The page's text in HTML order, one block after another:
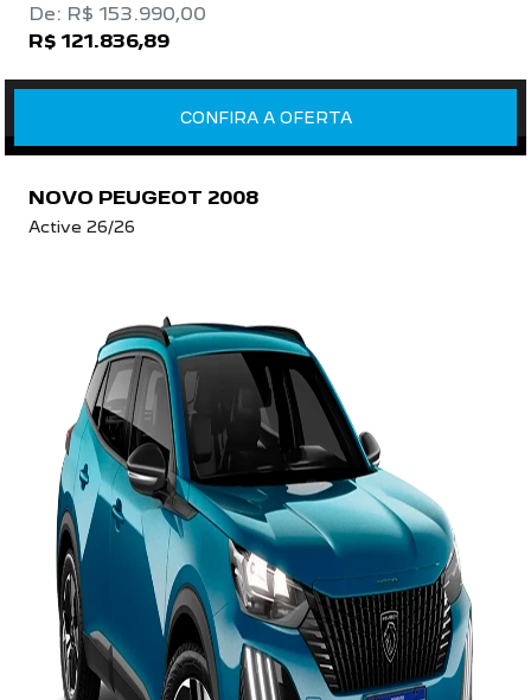
De: R$ 153.990,00
R$ 121.836,89
CONFIRA A OFERTA
NOVO PEUGEOT 2008
Active 26/26